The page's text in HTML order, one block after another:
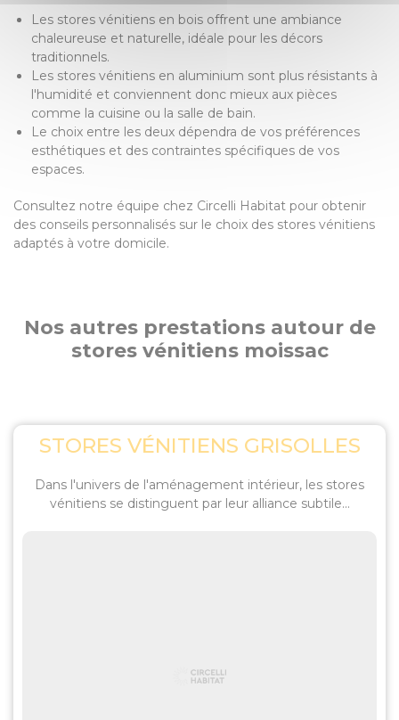
Les stores vénitiens en bois offrent une ambiance
chaleureuse et naturelle, idéale pour les décors
traditionnels.
Les stores vénitiens en aluminium sont plus résistants à
l'humidité et conviennent donc mieux aux pièces
comme la cuisine ou la salle de bain.
Le choix entre les deux dépendra de vos préférences
esthétiques et des contraintes spécifiques de vos
espaces.
Consultez notre équipe chez Circelli Habitat pour obtenir
des conseils personnalisés sur le choix des stores vénitiens
adaptés à votre domicile.
Nos autres prestations autour de
stores vénitiens moissac
STORES VÉNITIENS GRISOLLES
Dans l'univers de l'aménagement intérieur, les stores
vénitiens se distinguent par leur alliance subtile...